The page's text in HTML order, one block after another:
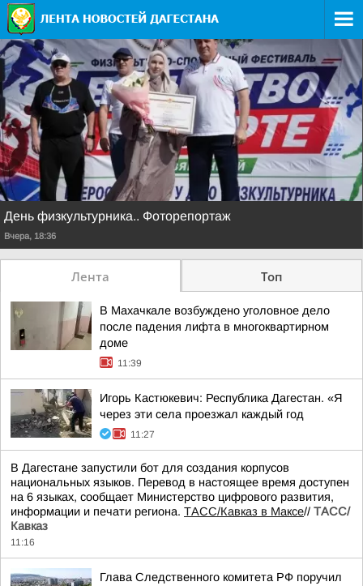
День физкультурника.. Фоторепортаж
Вчера, 18:36
Лента Топ
В Махачкале возбуждено уголовное дело
после падения лифта в многоквартирном
доме
11:39
Игорь Кастюкевич: Республика Дагестан. «Я
через эти села проезжал каждый год
11:27
В Дагестане запустили бот для создания корпусов
национальных языков. Перевод в настоящее время доступен
на 6 языках, сообщает Министерство цифрового развития,
информации и печати региона. ТАСС/Кавказ в Максе// ТАСС/
Кавказ
11:16
Глава Следственного комитета РФ поручил